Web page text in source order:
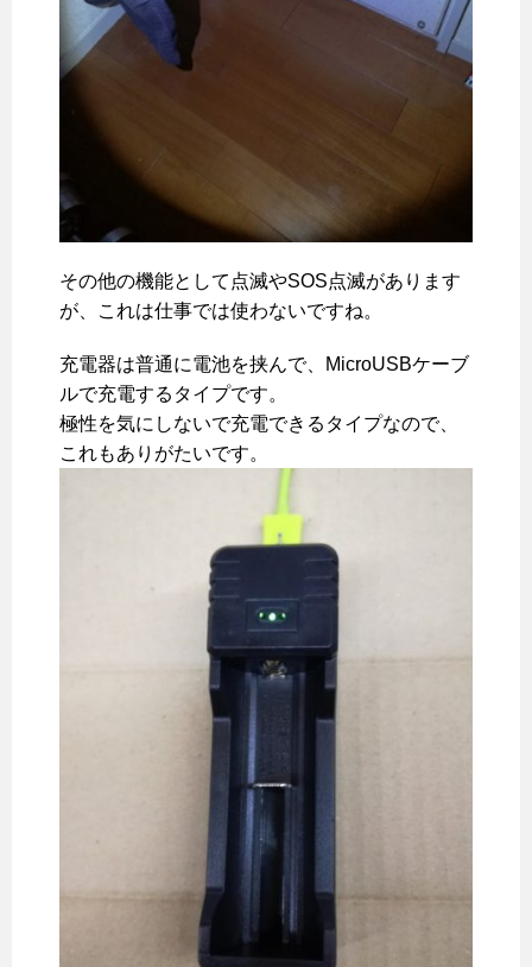
その他の機能として点滅やSOS点滅があります
が、これは仕事では使わないですね。
充電器は普通に電池を挟んで、MicroUSBケーブ
ルで充電するタイプです。
極性を気にしないで充電できるタイプなので、
これもありがたいです。